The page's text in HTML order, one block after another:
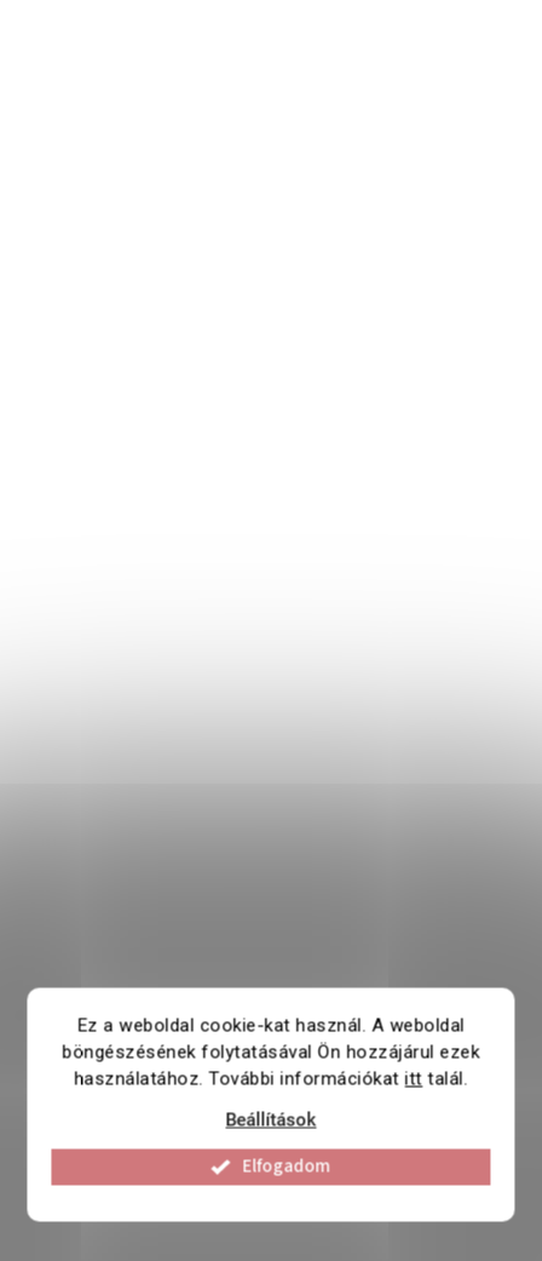
Ez a weboldal cookie-kat használ. A weboldal
böngészésének folytatásával Ön hozzájárul ezek
használatához. További információkatitt talál.
Beállítások
Elfogadom